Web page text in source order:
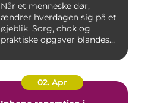
Når et menneske dør,
ændrer hverdagen sig på et
øjeblik. Sorg, chok og
praktiske opgaver blandes
02. Apr